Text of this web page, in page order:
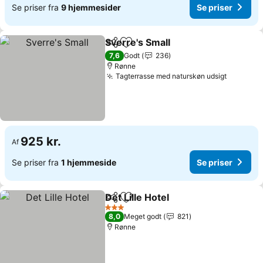
Se priser fra 9 hjemmesider Se priser
Del Føj til favoritter
Sverre's Small
7,6 Godt
236
Rønne
Tagterrasse med naturskøn udsigtSe
Af 925 kr.
Se priser fra 1 hjemmeside Se priser
Del Føj til favoritter
Det Lille Hotel
3 Stjerner
8,0 Meget godt
821
Rønne